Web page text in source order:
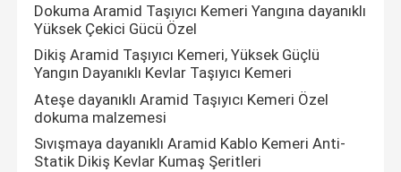
Dokuma Aramid Taşıyıcı Kemeri Yangına dayanıklı
Yüksek Çekici Gücü Özel
Dikiş Aramid Taşıyıcı Kemeri, Yüksek Güçlü
Yangın Dayanıklı Kevlar Taşıyıcı Kemeri
Ateşe dayanıklı Aramid Taşıyıcı Kemeri Özel
dokuma malzemesi
Sıvışmaya dayanıklı Aramid Kablo Kemeri Anti-
Statik Dikiş Kevlar Kumaş Şeritleri